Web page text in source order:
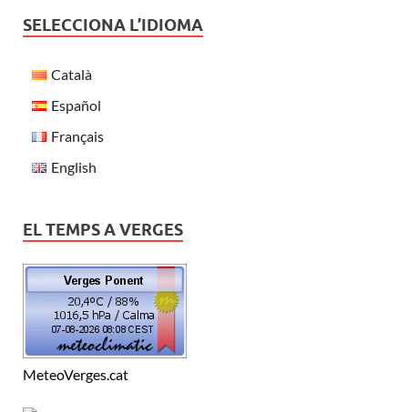
SELECCIONA L’IDIOMA
Català
Español
Français
English
EL TEMPS A VERGES
MeteoVerges.cat